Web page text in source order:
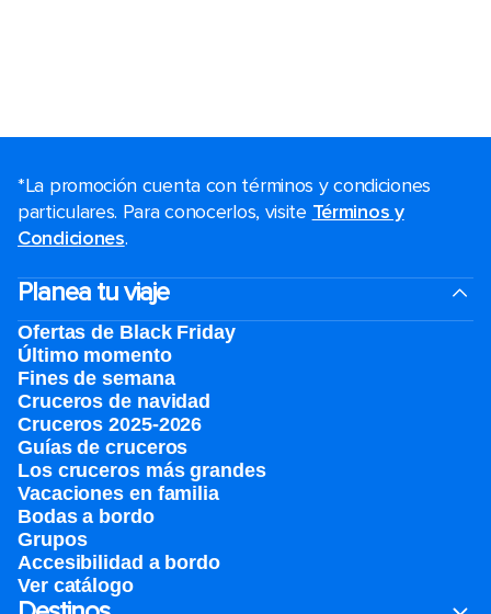
*La promoción cuenta con términos y condiciones
particulares. Para conocerlos, visite Términos y
Condiciones.
Planea tu viaje
Ofertas de Black Friday
Último momento
Fines de semana
Cruceros de navidad
Cruceros 2025-2026
Guías de cruceros
Los cruceros más grandes
Vacaciones en familia
Bodas a bordo
Grupos
Accesibilidad a bordo
Ver catálogo